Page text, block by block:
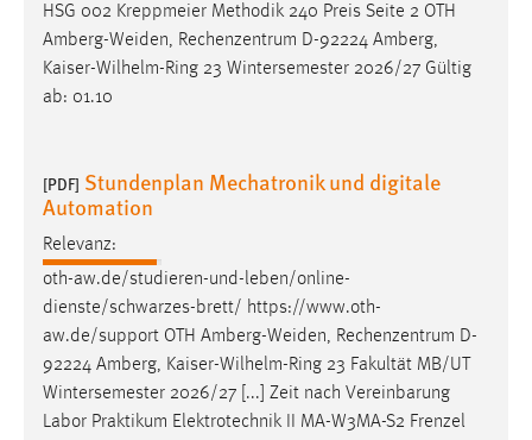
HSG 002 Kreppmeier Methodik 240 Preis Seite 2 OTH
Amberg-Weiden, Rechenzentrum D-92224 Amberg,
Kaiser-Wilhelm-Ring 23 Wintersemester 2026/27 Gültig
ab: 01.10
[PDF] Stundenplan Mechatronik und digitale
Automation
Relevanz:
oth-aw.de/studieren-und-leben/online-
dienste/schwarzes-brett/ https://www.oth-
aw.de/support OTH Amberg-Weiden, Rechenzentrum D-
92224 Amberg, Kaiser-Wilhelm-Ring 23 Fakultät MB/UT
Wintersemester 2026/27 [...] Zeit nach Vereinbarung
Labor Praktikum Elektrotechnik II MA-W3MA-S2 Frenzel